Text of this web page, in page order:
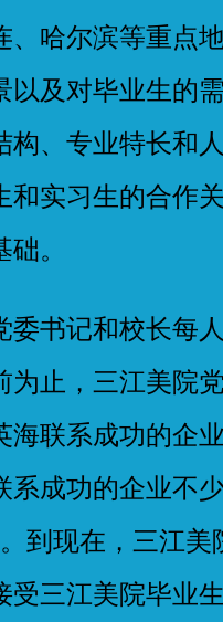
、哈尔滨等重点
及对毕业生的需
构、专业特长和
和实习生的合作
。
书记和校长每
为止，三江美院
联系成功的企
成功的企业不少
到现在，三江美
三江美院毕业